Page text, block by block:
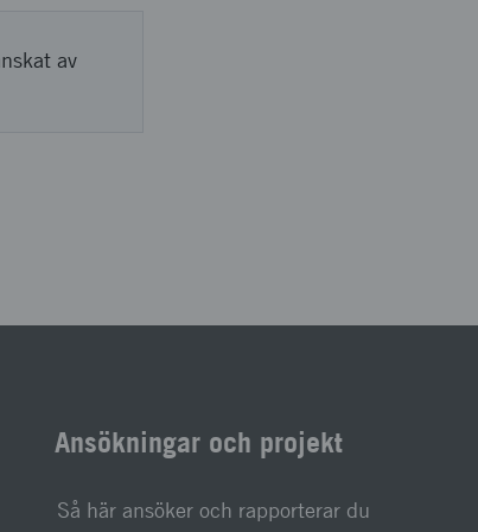
av
Ansökningar och projekt
Så här ansöker och rapporterar du